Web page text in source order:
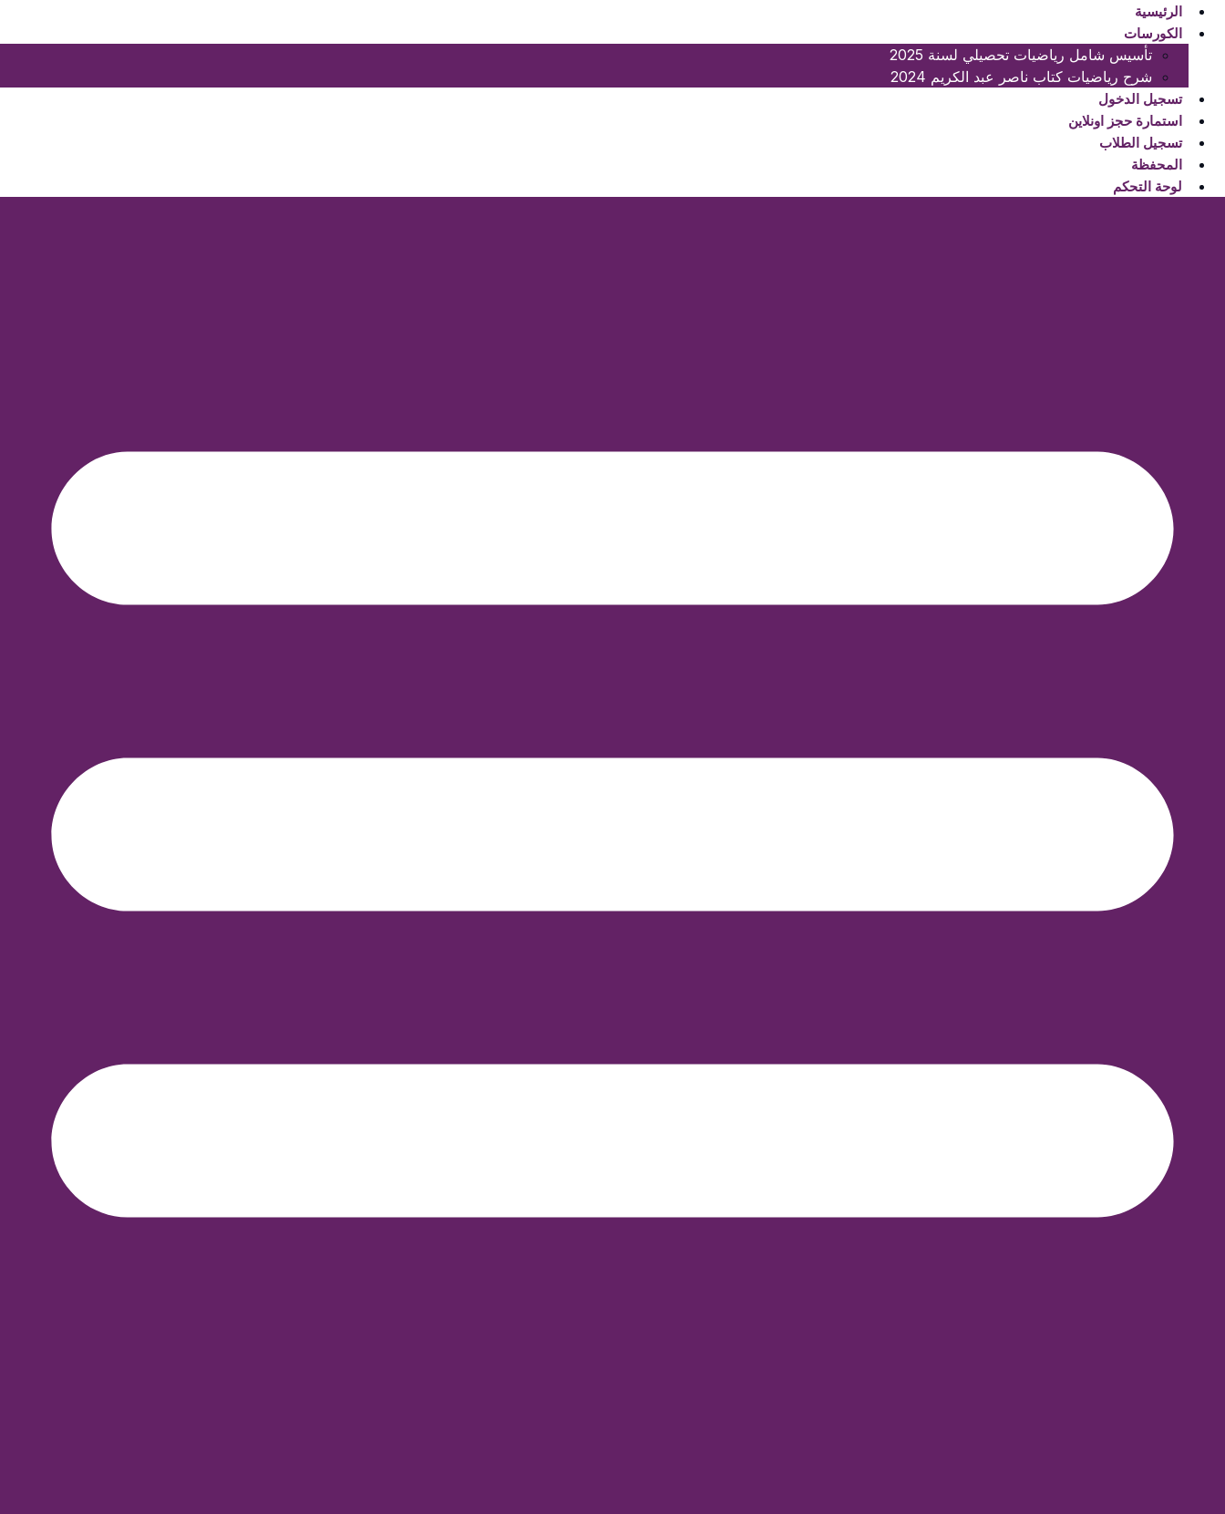
التجاوز
التجاوز
الرئيسية
الكورسات
تأسيس شامل رياضيات تحصيلي لسنة 2025
شرح رياضيات كتاب ناصر عبد الكريم 2024
تسجيل الدخول
استمارة حجز اونلاين
تسجيل الطلاب
المحفظة
لوحة التحكم